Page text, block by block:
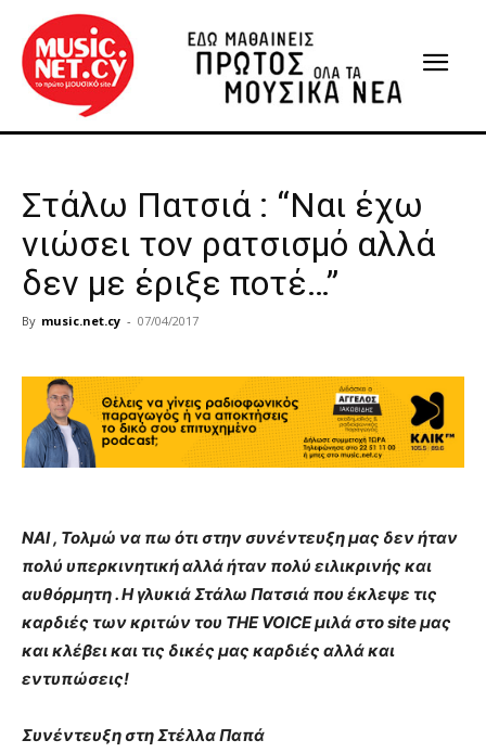
Στάλω Πατσιά : “Ναι έχω
νιώσει τον ρατσισμό αλλά
δεν με έριξε ποτέ…”
By music.net.cy - 07/04/2017
ΝΑΙ , Τολμώ να πω ότι στην συνέντευξη μας δεν ήταν
πολύ υπερκινητική αλλά ήταν πολύ ειλικρινής και
αυθόρμητη . Η γλυκιά Στάλω Πατσιά που έκλεψε τις
καρδιές των κριτών του THE VOICE μιλά στο site μας
και κλέβει και τις δικές μας καρδιές αλλά και
εντυπώσεις!
Συνέντευξη στη Στέλλα Παπά